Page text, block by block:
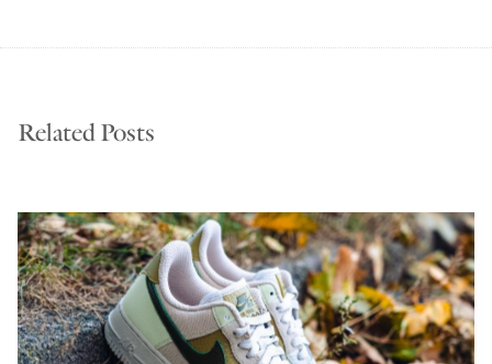
Related Posts